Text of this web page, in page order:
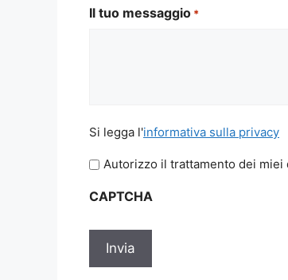
Il tuo messaggio *
Si
l'informativa
sulla
*
Si legga l'informativa sulla privacy
Autorizzo il trattamento dei miei
CAPTCHA